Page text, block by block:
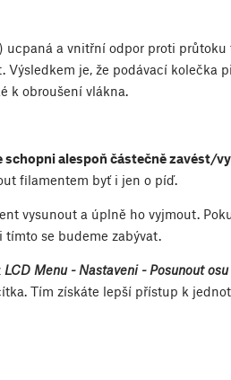
a vnitřní odpor proti průtoku
je, že podávací kolečka
k obroušení vlákna.
schopni alespoň částečně zavést/
filamentem byť i jen o píď.
vysunout a úplně ho vyjmout.
tímto se budeme zabývat.
LCD Menu - Nastaveni - Posunout
Tím získáte lepší přístup k